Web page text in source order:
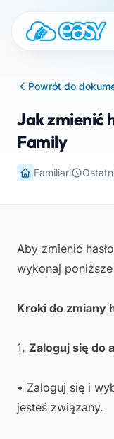
Powrót do
Jak zmienić
Family
Familiari
Aby zmienić
wykonaj
Kroki do zmiany
1. Zaloguj się do
• Zaloguj się i
jesteś związany.